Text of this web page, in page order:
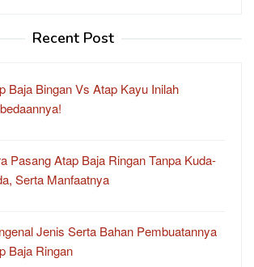
Recent Post
Baja Bingan Vs Atap Kayu Inilah
Pasang Atap Baja Ringan Tanpa Kuda-
Serta Manfaatnya
Jenis Serta Bahan Pembuatannya
Baja Ringan